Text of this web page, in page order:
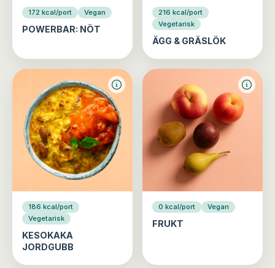
172 kcal/port Vegan
POWERBAR: NÖT
216 kcal/port
Vegetarisk
ÄGG & GRÄSLÖK
186 kcal/port
Vegetarisk
KESOKAKA
JORDGUBB
0 kcal/port Vegan
FRUKT